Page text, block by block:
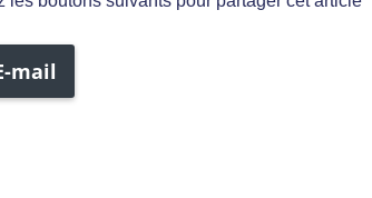
mail